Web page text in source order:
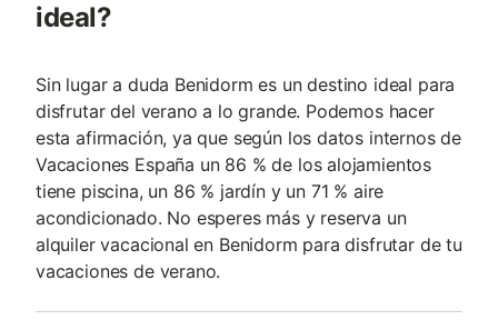
ideal?
Sin lugar a duda Benidorm es un destino ideal para
disfrutar del verano a lo grande. Podemos hacer
esta afirmación, ya que según los datos internos de
Vacaciones España un 86 % de los alojamientos
tiene piscina, un 86 % jardín y un 71 % aire
acondicionado. No esperes más y reserva un
alquiler vacacional en Benidorm para disfrutar de tu
vacaciones de verano.